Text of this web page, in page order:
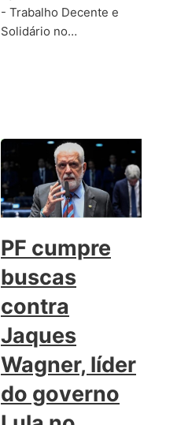
- Trabalho Decente e
Solidário no…
PF cumpre
buscas
contra
Jaques
Wagner, líder
do governo